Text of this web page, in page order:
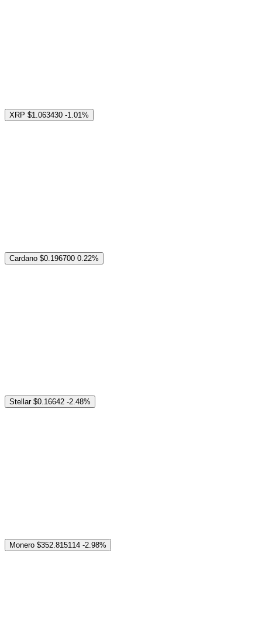
XRP $1.063430 -1.01%
Cardano $0.196700 0.22%
Stellar $0.16642 -2.48%
Monero $352.815114 -2.98%